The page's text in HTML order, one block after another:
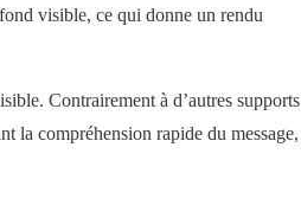
visible, ce qui donne un rendu
Contrairement à d’autres supports
la compréhension rapide du message,